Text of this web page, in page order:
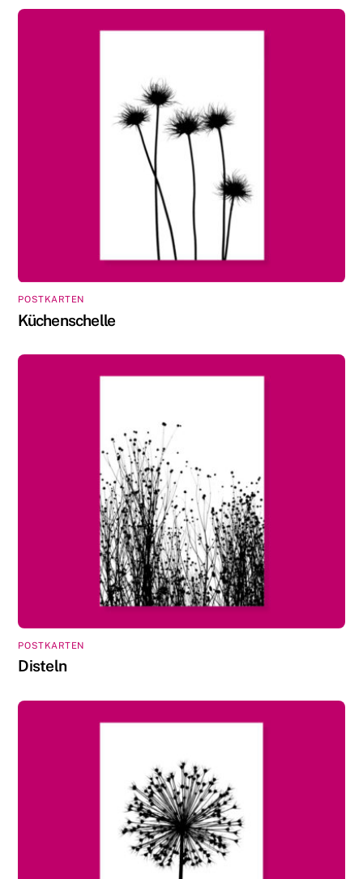
POSTKARTEN
Küchenschelle
POSTKARTEN
Disteln